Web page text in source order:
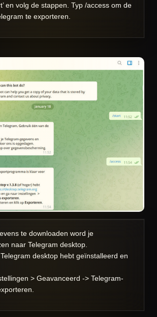
en volg de stappen. Typ /access om de
te exporteren.
te downloaden word je
naar Telegram desktop.
desktop hebt geïnstalleerd en
> Geavanceerd -> Telegram-